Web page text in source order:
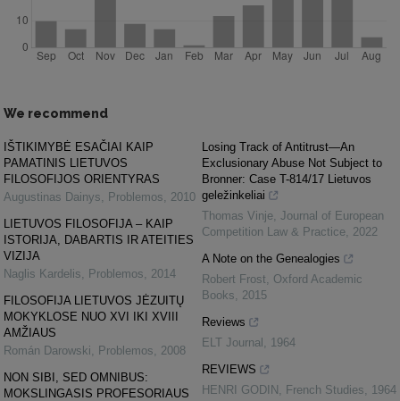
We recommend
IŠTIKIMYBĖ ESAČIAI KAIP
PAMATINIS LIETUVOS
FILOSOFIJOS ORIENTYRAS
Augustinas Dainys
Problemos
2010
LIETUVOS FILOSOFIJA – KAIP
ISTORIJA, DABARTIS IR ATEITIES
VIZIJA
Naglis Kardelis
Problemos
2014
FILOSOFIJA LIETUVOS JĖZUITŲ
MOKYKLOSE NUO XVI IKI XVIII
AMŽIAUS
Román Darowski
Problemos
2008
NON SIBI, SED OMNIBUS:
MOKSLINGASIS PROFESORIAUS
Losing Track of Antitrust—An
Exclusionary Abuse Not Subject to
Bronner: Case T-814/17 Lietuvos
geležinkeliai
Thomas Vinje Journal of European
Competition Law & Practice 2022
A Note on the Genealogies
Robert Frost
Oxford Academic
Books
2015
Reviews
ELT Journal
1964
REVIEWS
HENRI GODIN
French Studies
1964